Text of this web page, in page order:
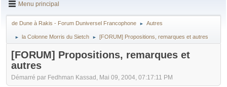
Menu principal
de Dune à Rakis - Forum Duniversel Francophone ► Autres
► la Colonne Morris du Sietch ► [FORUM] Propositions, remarques et autres
[FORUM] Propositions, remarques et
autres
Démarré par Fedhman Kassad, Mai 09, 2004, 07:17:11 PM